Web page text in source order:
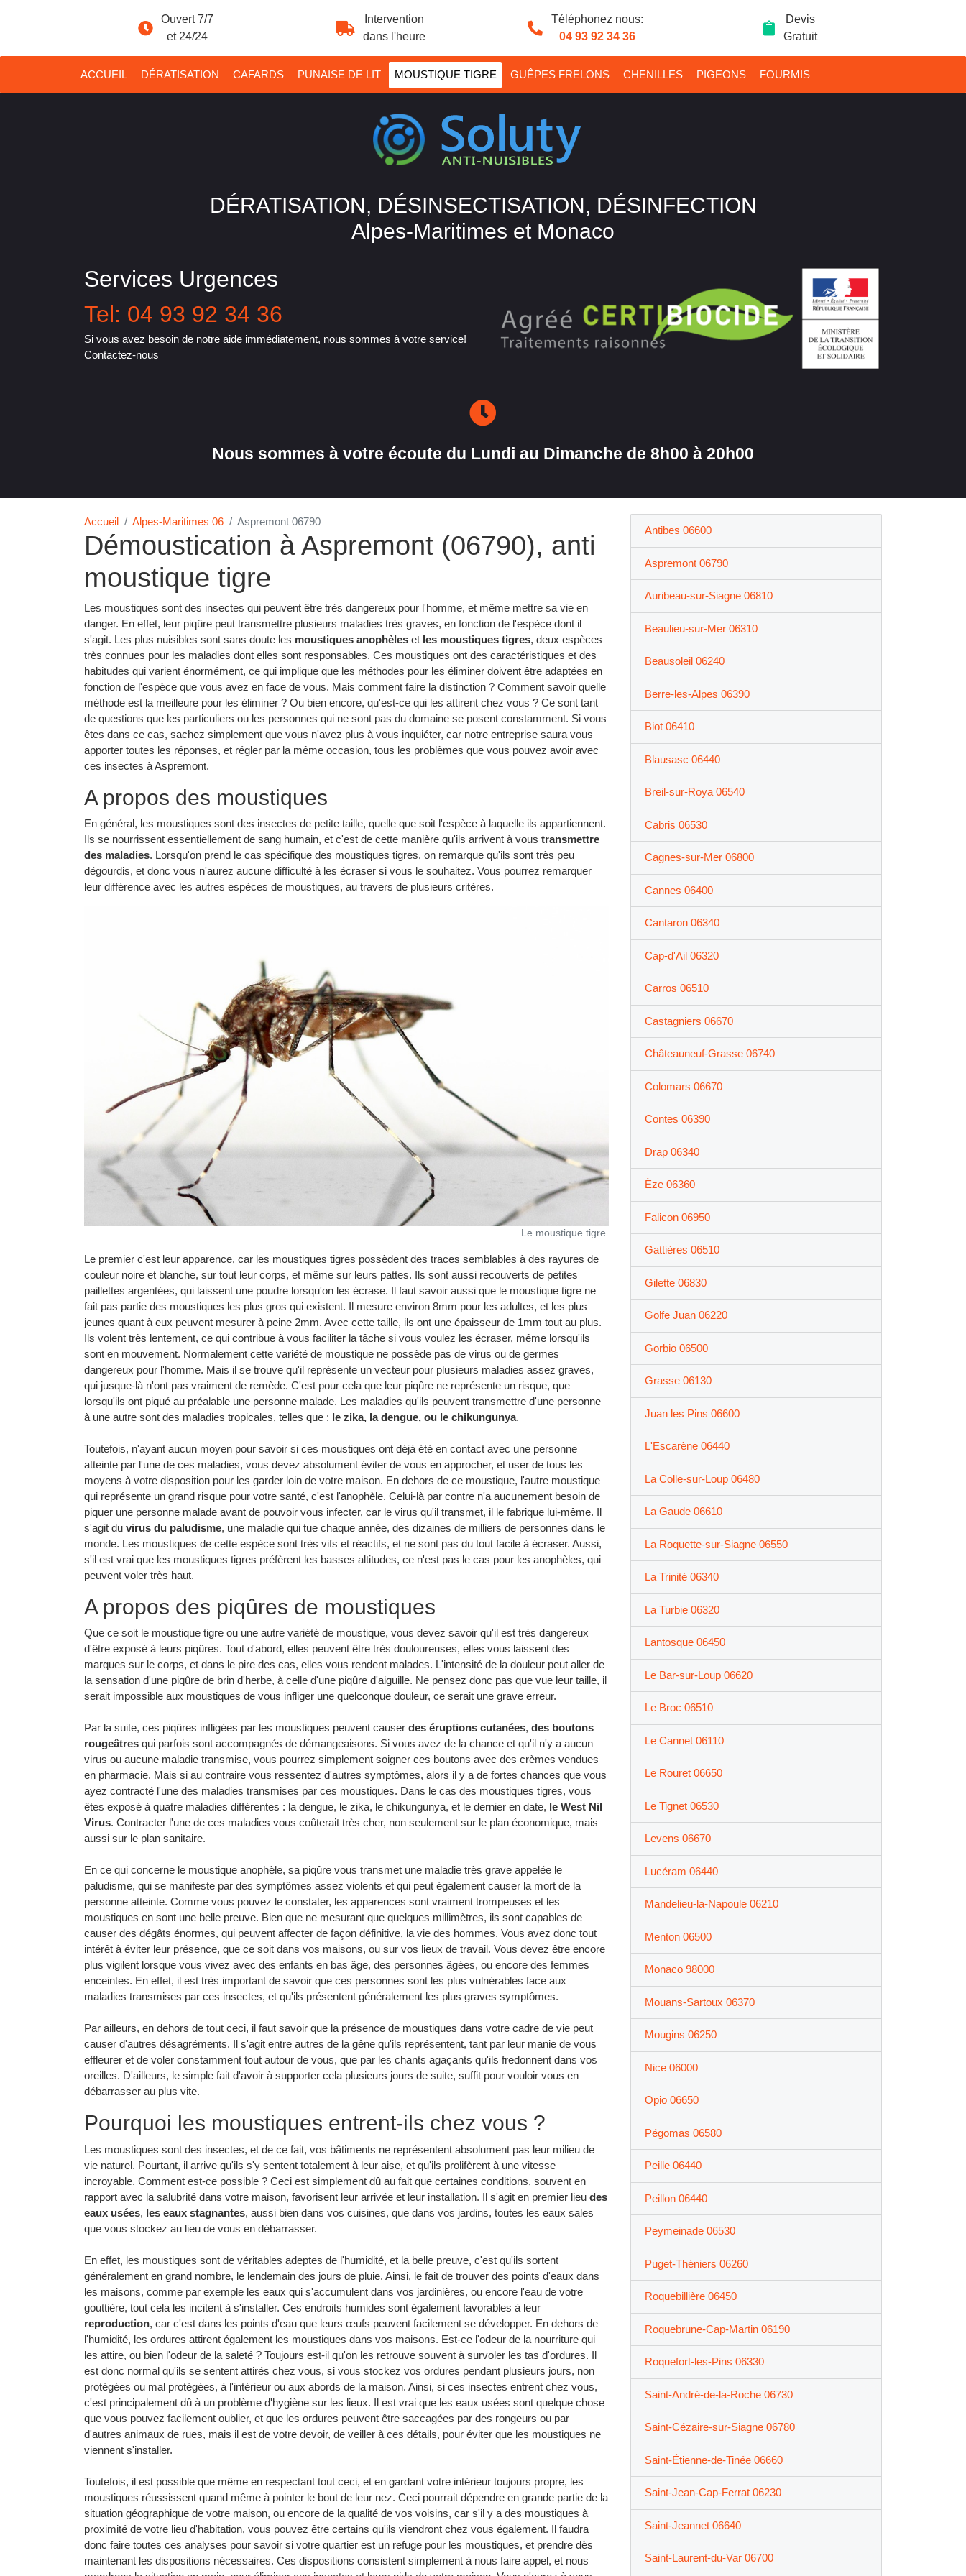
Ouvert 7/7
et 24/24
Intervention
dans l'heure
Téléphonez nous:
04 93 92 34 36
Devis
Gratuit
ACCUEIL DÉRATISATION CAFARDS PUNAISE DE LIT MOUSTIQUE TIGRE GUÊPES FRELONS CHENILLES PIGEONS FOURMIS
DÉRATISATION, DÉSINSECTISATION, DÉSINFECTION
Alpes-Maritimes et Monaco
Services Urgences
Tel: 04 93 92 34 36
Si vous avez besoin de notre aide immédiatement, nous sommes à votre service!
Contactez-nous
Nous sommes à votre écoute du Lundi au Dimanche de 8h00 à 20h00
Accueil Alpes-Maritimes 06 Aspremont 06790
Démoustication à Aspremont (06790), anti
moustique tigre
Les moustiques sont des insectes qui peuvent être très dangereux pour l'homme, et même mettre sa vie en
danger. En effet, leur piqûre peut transmettre plusieurs maladies très graves, en fonction de l'espèce dont il
s'agit. Les plus nuisibles sont sans doute les moustiques anophèles et les moustiques tigres, deux espèces
très connues pour les maladies dont elles sont responsables. Ces moustiques ont des caractéristiques et des
habitudes qui varient énormément, ce qui implique que les méthodes pour les éliminer doivent être adaptées en
fonction de l'espèce que vous avez en face de vous. Mais comment faire la distinction ? Comment savoir quelle
méthode est la meilleure pour les éliminer ? Ou bien encore, qu'est-ce qui les attirent chez vous ? Ce sont tant
de questions que les particuliers ou les personnes qui ne sont pas du domaine se posent constamment. Si vous
êtes dans ce cas, sachez simplement que vous n'avez plus à vous inquiéter, car notre entreprise saura vous
apporter toutes les réponses, et régler par la même occasion, tous les problèmes que vous pouvez avoir avec
ces insectes à Aspremont.
A propos des moustiques
En général, les moustiques sont des insectes de petite taille, quelle que soit l'espèce à laquelle ils appartiennent.
Ils se nourrissent essentiellement de sang humain, et c'est de cette manière qu'ils arrivent à vous transmettre
des maladies. Lorsqu'on prend le cas spécifique des moustiques tigres, on remarque qu'ils sont très peu
dégourdis, et donc vous n'aurez aucune difficulté à les écraser si vous le souhaitez. Vous pourrez remarquer
leur différence avec les autres espèces de moustiques, au travers de plusieurs critères.
Le moustique tigre.
Le premier c'est leur apparence, car les moustiques tigres possèdent des traces semblables à des rayures de
couleur noire et blanche, sur tout leur corps, et même sur leurs pattes. Ils sont aussi recouverts de petites
paillettes argentées, qui laissent une poudre lorsqu'on les écrase. Il faut savoir aussi que le moustique tigre ne
fait pas partie des moustiques les plus gros qui existent. Il mesure environ 8mm pour les adultes, et les plus
jeunes quant à eux peuvent mesurer à peine 2mm. Avec cette taille, ils ont une épaisseur de 1mm tout au plus.
Ils volent très lentement, ce qui contribue à vous faciliter la tâche si vous voulez les écraser, même lorsqu'ils
sont en mouvement. Normalement cette variété de moustique ne possède pas de virus ou de germes
dangereux pour l'homme. Mais il se trouve qu'il représente un vecteur pour plusieurs maladies assez graves,
qui jusque-là n'ont pas vraiment de remède. C'est pour cela que leur piqûre ne représente un risque, que
lorsqu'ils ont piqué au préalable une personne malade. Les maladies qu'ils peuvent transmettre d'une personne
à une autre sont des maladies tropicales, telles que : le zika, la dengue, ou le chikungunya.
Toutefois, n'ayant aucun moyen pour savoir si ces moustiques ont déjà été en contact avec une personne
atteinte par l'une de ces maladies, vous devez absolument éviter de vous en approcher, et user de tous les
moyens à votre disposition pour les garder loin de votre maison. En dehors de ce moustique, l'autre moustique
qui représente un grand risque pour votre santé, c'est l'anophèle. Celui-là par contre n'a aucunement besoin de
piquer une personne malade avant de pouvoir vous infecter, car le virus qu'il transmet, il le fabrique lui-même. Il
s'agit du virus du paludisme, une maladie qui tue chaque année, des dizaines de milliers de personnes dans le
monde. Les moustiques de cette espèce sont très vifs et réactifs, et ne sont pas du tout facile à écraser. Aussi,
s'il est vrai que les moustiques tigres préfèrent les basses altitudes, ce n'est pas le cas pour les anophèles, qui
peuvent voler très haut.
A propos des piqûres de moustiques
Que ce soit le moustique tigre ou une autre variété de moustique, vous devez savoir qu'il est très dangereux
d'être exposé à leurs piqûres. Tout d'abord, elles peuvent être très douloureuses, elles vous laissent des
marques sur le corps, et dans le pire des cas, elles vous rendent malades. L'intensité de la douleur peut aller de
la sensation d'une piqûre de brin d'herbe, à celle d'une piqûre d'aiguille. Ne pensez donc pas que vue leur taille, il
serait impossible aux moustiques de vous infliger une quelconque douleur, ce serait une grave erreur.
Par la suite, ces piqûres infligées par les moustiques peuvent causer des éruptions cutanées, des boutons
rougeâtres qui parfois sont accompagnés de démangeaisons. Si vous avez de la chance et qu'il n'y a aucun
virus ou aucune maladie transmise, vous pourrez simplement soigner ces boutons avec des crèmes vendues
en pharmacie. Mais si au contraire vous ressentez d'autres symptômes, alors il y a de fortes chances que vous
ayez contracté l'une des maladies transmises par ces moustiques. Dans le cas des moustiques tigres, vous
êtes exposé à quatre maladies différentes : la dengue, le zika, le chikungunya, et le dernier en date, le West Nil
Virus. Contracter l'une de ces maladies vous coûterait très cher, non seulement sur le plan économique, mais
aussi sur le plan sanitaire.
En ce qui concerne le moustique anophèle, sa piqûre vous transmet une maladie très grave appelée le
paludisme, qui se manifeste par des symptômes assez violents et qui peut également causer la mort de la
personne atteinte. Comme vous pouvez le constater, les apparences sont vraiment trompeuses et les
moustiques en sont une belle preuve. Bien que ne mesurant que quelques millimètres, ils sont capables de
causer des dégâts énormes, qui peuvent affecter de façon définitive, la vie des hommes. Vous avez donc tout
intérêt à éviter leur présence, que ce soit dans vos maisons, ou sur vos lieux de travail. Vous devez être encore
plus vigilent lorsque vous vivez avec des enfants en bas âge, des personnes âgées, ou encore des femmes
enceintes. En effet, il est très important de savoir que ces personnes sont les plus vulnérables face aux
maladies transmises par ces insectes, et qu'ils présentent généralement les plus graves symptômes.
Par ailleurs, en dehors de tout ceci, il faut savoir que la présence de moustiques dans votre cadre de vie peut
causer d'autres désagréments. Il s'agit entre autres de la gêne qu'ils représentent, tant par leur manie de vous
effleurer et de voler constamment tout autour de vous, que par les chants agaçants qu'ils fredonnent dans vos
oreilles. D'ailleurs, le simple fait d'avoir à supporter cela plusieurs jours de suite, suffit pour vouloir vous en
débarrasser au plus vite.
Pourquoi les moustiques entrent-ils chez vous ?
Les moustiques sont des insectes, et de ce fait, vos bâtiments ne représentent absolument pas leur milieu de
vie naturel. Pourtant, il arrive qu'ils s'y sentent totalement à leur aise, et qu'ils prolifèrent à une vitesse
incroyable. Comment est-ce possible ? Ceci est simplement dû au fait que certaines conditions, souvent en
rapport avec la salubrité dans votre maison, favorisent leur arrivée et leur installation. Il s'agit en premier lieu des
eaux usées, les eaux stagnantes, aussi bien dans vos cuisines, que dans vos jardins, toutes les eaux sales
que vous stockez au lieu de vous en débarrasser.
En effet, les moustiques sont de véritables adeptes de l'humidité, et la belle preuve, c'est qu'ils sortent
généralement en grand nombre, le lendemain des jours de pluie. Ainsi, le fait de trouver des points d'eaux dans
les maisons, comme par exemple les eaux qui s'accumulent dans vos jardinières, ou encore l'eau de votre
gouttière, tout cela les incitent à s'installer. Ces endroits humides sont également favorables à leur
reproduction, car c'est dans les points d'eau que leurs œufs peuvent facilement se développer. En dehors de
l'humidité, les ordures attirent également les moustiques dans vos maisons. Est-ce l'odeur de la nourriture qui
les attire, ou bien l'odeur de la saleté ? Toujours est-il qu'on les retrouve souvent à survoler les tas d'ordures. Il
est donc normal qu'ils se sentent attirés chez vous, si vous stockez vos ordures pendant plusieurs jours, non
protégées ou mal protégées, à l'intérieur ou aux abords de la maison. Ainsi, si ces insectes entrent chez vous,
c'est principalement dû à un problème d'hygiène sur les lieux. Il est vrai que les eaux usées sont quelque chose
que vous pouvez facilement oublier, et que les ordures peuvent être saccagées par des rongeurs ou par
d'autres animaux de rues, mais il est de votre devoir, de veiller à ces détails, pour éviter que les moustiques ne
viennent s'installer.
Toutefois, il est possible que même en respectant tout ceci, et en gardant votre intérieur toujours propre, les
moustiques réussissent quand même à pointer le bout de leur nez. Ceci pourrait dépendre en grande partie de la
situation géographique de votre maison, ou encore de la qualité de vos voisins, car s'il y a des moustiques à
proximité de votre lieu d'habitation, vous pouvez être certains qu'ils viendront chez vous également. Il faudra
donc faire toutes ces analyses pour savoir si votre quartier est un refuge pour les moustiques, et prendre dès
maintenant les dispositions nécessaires. Ces dispositions consistent simplement à nous faire appel, et nous
Antibes 06600
Aspremont 06790
Auribeau-sur-Siagne 06810
Beaulieu-sur-Mer 06310
Beausoleil 06240
Berre-les-Alpes 06390
Biot 06410
Blausasc 06440
Breil-sur-Roya 06540
Cabris 06530
Cagnes-sur-Mer 06800
Cannes 06400
Cantaron 06340
Cap-d'Ail 06320
Carros 06510
Castagniers 06670
Châteauneuf-Grasse 06740
Colomars 06670
Contes 06390
Drap 06340
Èze 06360
Falicon 06950
Gattières 06510
Gilette 06830
Golfe Juan 06220
Gorbio 06500
Grasse 06130
Juan les Pins 06600
L'Escarène 06440
La Colle-sur-Loup 06480
La Gaude 06610
La Roquette-sur-Siagne 06550
La Trinité 06340
La Turbie 06320
Lantosque 06450
Le Bar-sur-Loup 06620
Le Broc 06510
Le Cannet 06110
Le Rouret 06650
Le Tignet 06530
Levens 06670
Lucéram 06440
Mandelieu-la-Napoule 06210
Menton 06500
Monaco 98000
Mouans-Sartoux 06370
Mougins 06250
Nice 06000
Opio 06650
Pégomas 06580
Peille 06440
Peillon 06440
Peymeinade 06530
Puget-Théniers 06260
Roquebillière 06450
Roquebrune-Cap-Martin 06190
Roquefort-les-Pins 06330
Saint-André-de-la-Roche 06730
Saint-Cézaire-sur-Siagne 06780
Saint-Étienne-de-Tinée 06660
Saint-Jean-Cap-Ferrat 06230
Saint-Jeannet 06640
Saint-Laurent-du-Var 06700